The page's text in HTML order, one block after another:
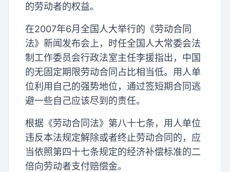
的劳动者的权益。
在2007年6月全国人大举行的《劳动合同
法》新闻发布会上，时任全国人大常委会法
制工作委员会行政法室主任李援指出，中国
的无固定期限劳动合同占比相当低。用人单
位利用自己的强势地位，通过签短期合同逃
避一些自己应该尽到的责任。
根据《劳动合同法》第八十七条，用人单位
违反本法规定解除或者终止劳动合同的，应
当依照第四十七条规定的经济补偿标准的二
倍向劳动者支付赔偿金。